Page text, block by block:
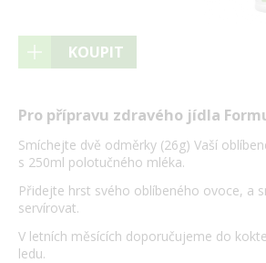
KOUPIT
Pro přípravu zdravého jídla
Smíchejte dvě odměrky (26g) Vaší
s 250ml polotučného mléka.
Přidejte hrst svého oblíbeného ovoce, a
servírovat.
V letních měsících doporučujeme do
ledu.